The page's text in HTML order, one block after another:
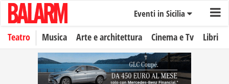
Eventi in Sicilia
Teatro Musica Arte e architettura Cinema e Tv Libri